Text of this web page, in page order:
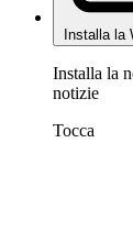
Installa la
Installa la
notizie
Tocca